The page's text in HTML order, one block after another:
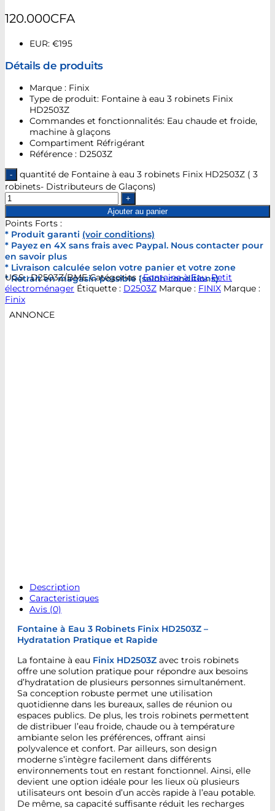
120.000CFA
EUR: €195
Détails de produits
Marque : Finix
Type de produit: Fontaine à eau 3 robinets Finix
HD2503Z
Commandes et fonctionnalités: Eau chaude et froide,
machine à glaçons
Compartiment Réfrigérant
Référence : D2503Z
quantité de Fontaine à eau 3 robinets Finix HD2503Z ( 3
robinets- Distributeurs de Glaçons)
Ajouter au panier
Points Forts :
* Produit garanti (voir conditions)
* Payez en 4X sans frais avec Paypal. Nous contacter pour
en savoir plus
* Livraison calculée selon votre panier et votre zone
* Retrait en magasin possible (selon conditions)
UGS :D2503Z/BME Catégories :Fontaine à Eau,Petit
électroménager Étiquette : D2503Z Marque : FINIX Marque :
Finix
ANNONCE
Description
Caracteristiques
Avis (0)
Fontaine à Eau 3 Robinets Finix HD2503Z –
Hydratation Pratique et Rapide
La fontaine à eau Finix HD2503Z avec trois robinets
offre une solution pratique pour répondre aux besoins
d’hydratation de plusieurs personnes simultanément.
Sa conception robuste permet une utilisation
quotidienne dans les bureaux, salles de réunion ou
espaces publics. De plus, les trois robinets permettent
de distribuer l’eau froide, chaude ou à température
ambiante selon les préférences, offrant ainsi
polyvalence et confort. Par ailleurs, son design
moderne s’intègre facilement dans différents
environnements tout en restant fonctionnel. Ainsi, elle
devient une option idéale pour les lieux où plusieurs
utilisateurs ont besoin d’un accès rapide à l’eau potable.
De même, sa capacité suffisante réduit les recharges